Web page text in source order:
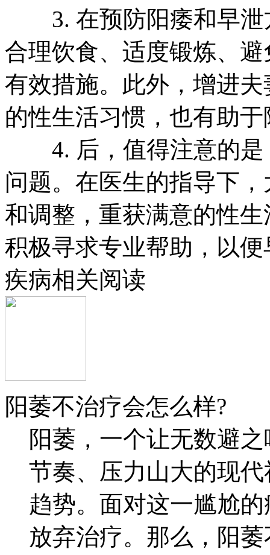
3. 在预防阳痿和早泄
合理饮食、适度锻炼、
有效措施。此外，增进
的性生活习惯，也有助
4. 后，值得注意的是
问题。在医生的指导下
和调整，重获满意的性
积极寻求专业帮助，以
疾病相关阅读
阳萎不治疗会怎么样?
阳萎，一个让无数避
节奏、压力山大的现
趋势。面对这一尴尬
放弃治疗。那么，阳